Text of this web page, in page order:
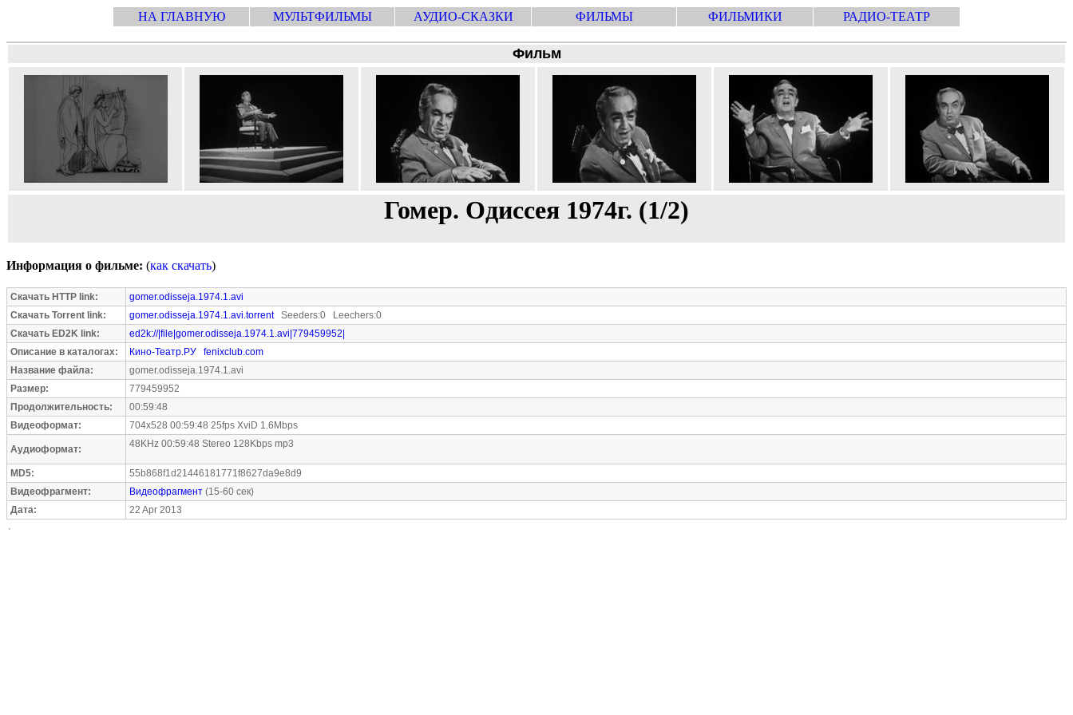
НА ГЛАВНУЮ МУЛЬТФИЛЬМЫ АУДИО-СКАЗКИ ФИЛЬМЫ ФИЛЬМИКИ РАДИО-ТЕАТР
Фильм
Гомер. Одиссея 1974г. (1/2)
Информация о фильме: (как скачать)
Скачать HTTP link:
gomer.odisseja.1974.1.avi
Скачать Torrent link:
gomer.odisseja.1974.1.avi.torrentSeeders:0 Leechers:0
Скачать ED2K link:
ed2k://|file|gomer.odisseja.1974.1.avi|779459952|
Описание в каталогах:
Кино-Театр.РУ
fenixclub.com
Название файла:
gomer.odisseja.1974.1.avi
Размер:
779459952
Продолжительность:
00:59:48
Видеоформат:
704x528 00:59:48 25fps XviD 1.6Mbps
Аудиоформат: 48KHz 00:59:48 Stereo 128Kbps mp3
MD5:
55b868f1d21446181771f8627da9e8d9
Видеофрагмент:
Видеофрагмент (15-60 сек)
Дата:
22 Apr 2013